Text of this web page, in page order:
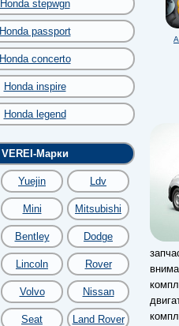
Honda stepwgn
Honda passport
Honda concerto
Honda inspire
Honda legend
VEREI-Марки
Yuejin Ldv
Mini Mitsubishi
Bentley Dodge
Lincoln Rover
Volvo Nissan
Seat Land Rover